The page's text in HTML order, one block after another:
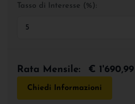
Tasso di Interesse (%):
Rata Mensile: € 1'690,99
Chiedi Informazioni